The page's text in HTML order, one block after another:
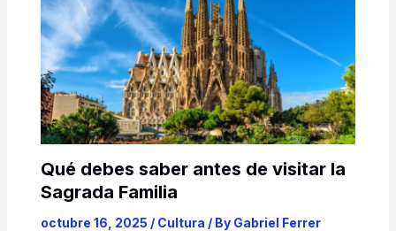
Qué debes saber antes de visitar la
Sagrada Familia
octubre 16, 2025 / Cultura / By Gabriel Ferrer